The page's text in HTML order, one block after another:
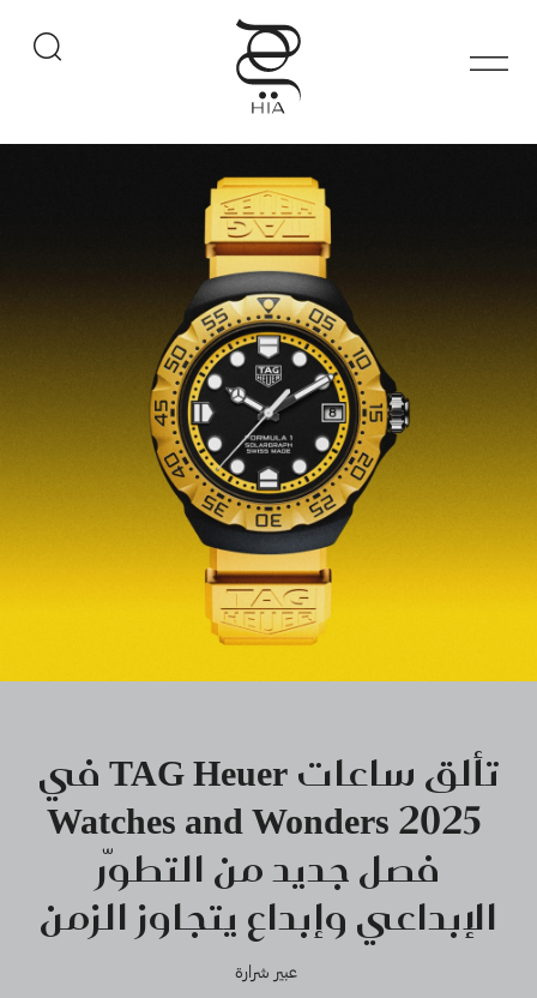
تألق ساعات TAG Heuer في
Watches and Wonders 2025
فصل جديد من التطوّر
الإبداعي وإبداع يتجاوز الزمن
عبير شرارة